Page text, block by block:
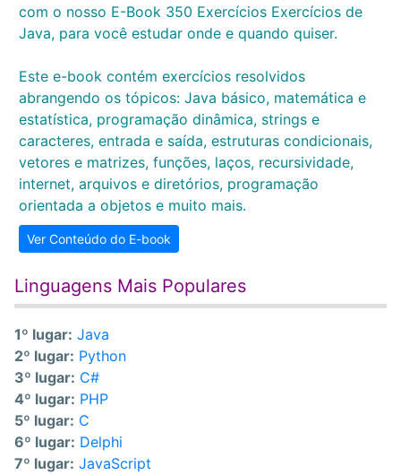
com o nosso E-Book 350 Exercícios Exercícios de
Java, para você estudar onde e quando quiser.
Este e-book contém exercícios resolvidos
abrangendo os tópicos: Java básico, matemática e
estatística, programação dinâmica, strings e
caracteres, entrada e saída, estruturas condicionais,
vetores e matrizes, funções, laços, recursividade,
internet, arquivos e diretórios, programação
orientada a objetos e muito mais.
Ver Conteúdo do E-book
Linguagens Mais Populares
1º lugar: Java
2º lugar: Python
3º lugar: C#
4º lugar: PHP
5º lugar: C
6º lugar: Delphi
7º lugar: JavaScript